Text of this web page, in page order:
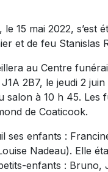
15 mai 2022, s’est
et de feu Stanislas
au Centre
2B7, le jeudi 2
salon à 10 h 45.
de Coaticook.
ses enfants :
Nadeau). Elle
enfants :